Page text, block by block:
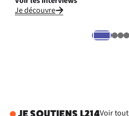
Je découvre
JE SOUTIENS L214Voir tout